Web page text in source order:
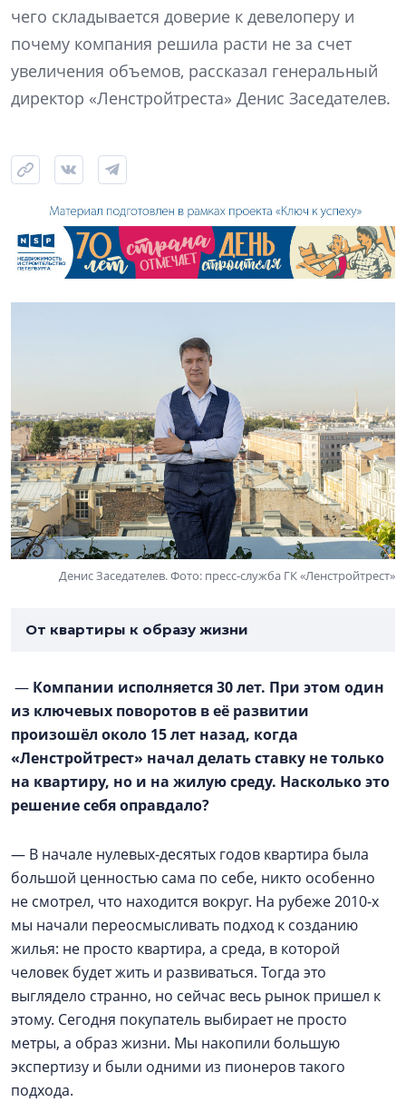
чего складывается доверие к девелоперу и
почему компания решила расти не за счет
увеличения объемов, рассказал генеральный
директор «Ленстройтреста» Денис Заседателев.
Денис Заседателев. Фото: пресс-служба ГК «Ленстройтрест»
От квартиры к образу жизни
— Компании исполняется 30 лет. При этом один
из ключевых поворотов в её развитии
произошёл около 15 лет назад, когда
«Ленстройтрест» начал делать ставку не только
на квартиру, но и на жилую среду. Насколько это
решение себя оправдало?
— В начале нулевых-десятых годов квартира была
большой ценностью сама по себе, никто особенно
не смотрел, что находится вокруг. На рубеже 2010-х
мы начали переосмысливать подход к созданию
жилья: не просто квартира, а среда, в которой
человек будет жить и развиваться. Тогда это
выглядело странно, но сейчас весь рынок пришел к
этому. Сегодня покупатель выбирает не просто
метры, а образ жизни. Мы накопили большую
экспертизу и были одними из пионеров такого
подхода.